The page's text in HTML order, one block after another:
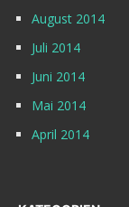
August 2014
Juli 2014
Juni 2014
Mai 2014
April 2014